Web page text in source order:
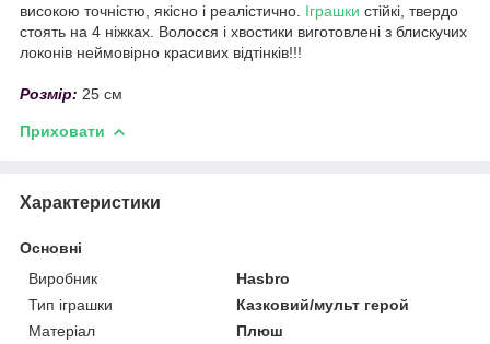
високою точністю, якісно і реалістично. Іграшки стійкі, твердо
стоять на 4 ніжках. Волосся і хвостики виготовлені з блискучих
локонів неймовірно красивих відтінків!!!
Розмір: 25 см
Приховати
Характеристики
Основні
Виробник
Hasbro
Тип іграшки
Казковий/мульт герой
Матеріал
Плюш